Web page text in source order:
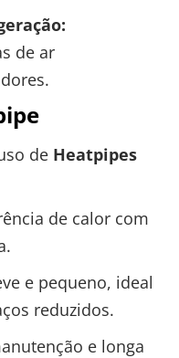
de ar
de Heatpipes
de calor com
e pequeno, ideal
reduzidos.
e longa